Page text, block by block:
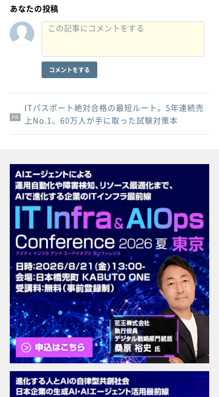
あなたの投稿
コメントをする
PR
PR
PR
ITパスポート絶対合格の最短ルート。5年連続売
上No.1、60万人が手に取った試験対策本